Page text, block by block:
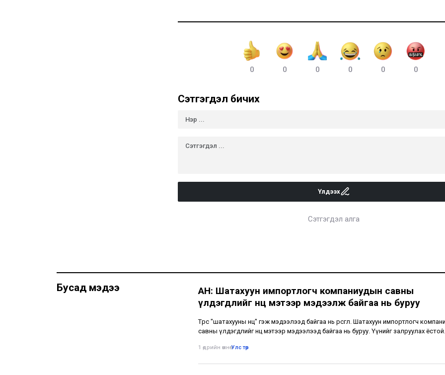
0 0 0 0 0 0
Сэтгэгдэл бичих
Үлдээх
Сэтгэгдэл алга
Бусад мэдээ
АН: Шатахуун импортлогч компаниудын савны
үлдэгдлийг нөөц мэтээр мэдээлж байгаа нь буруу
Төрөөс "шатахууны нөөц" гэж мэдээлээд байгаа нь өрөөсгөл. Шатахуун импортлогч
савны үлдэгдлийг нөөц мэтээр мэдээлээд байгаа нь буруу. Үүнийг залруулах ёстой.
1 өдрийн өмнө•Улс төр